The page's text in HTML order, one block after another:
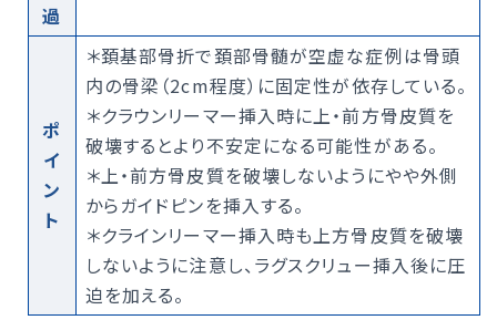
過
ポ
イ
ン
ト
＊頚基部骨折で頚部骨髄が空虚な症例は骨頭
内の骨梁（2cm程度）に固定性が依存している。
＊クラウンリーマー挿入時に上・前方骨皮質を
破壊するとより不安定になる可能性がある。
＊上・前方骨皮質を破壊しないようにやや外側
からガイドピンを挿入する。
＊クラインリーマー挿入時も上方骨皮質を破壊
しないように注意し、ラグスクリュー挿入後に圧
迫を加える。